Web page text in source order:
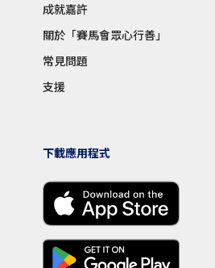
成就嘉許
關於「賽馬會眾心行善」
常見問題
支援
下載應用程式